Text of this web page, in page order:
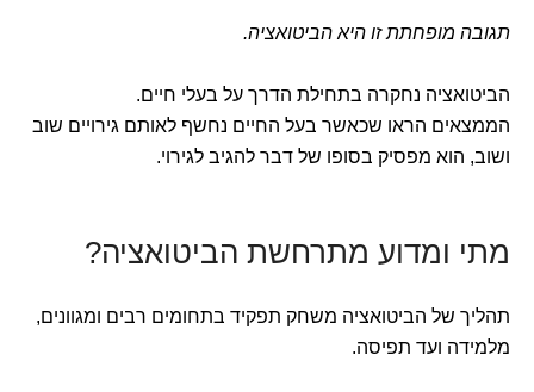
תגובה מופחתת זו היא הביטואציה.
הביטואציה נחקרה בתחילת הדרך על בעלי חיים.
הממצאים הראו שכאשר בעל החיים נחשף לאותם גירויים שוב
ושוב, הוא מפסיק בסופו של דבר להגיב לגירוי.
מתי ומדוע מתרחשת הביטואציה?
תהליך של הביטואציה משחק תפקיד בתחומים רבים ומגוונים,
מלמידה ועד תפיסה.